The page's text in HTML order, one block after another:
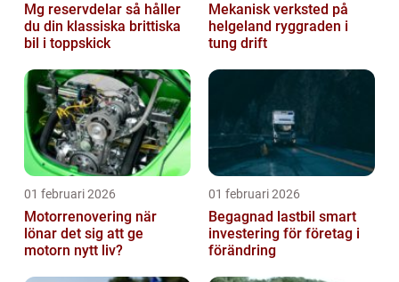
Mg reservdelar så håller
du din klassiska brittiska
bil i toppskick
Mekanisk verksted på
helgeland ryggraden i
tung drift
01 februari 2026
Motorrenovering när
lönar det sig att ge
motorn nytt liv?
01 februari 2026
Begagnad lastbil smart
investering för företag i
förändring